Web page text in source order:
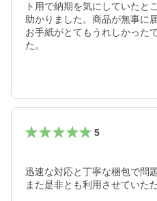
ト用で納期を気にしていたと
助かりました。商品が無事に
お手紙がとてもうれしかった
た。
5
迅速な対応と丁寧な梱包で問
また是非とも利用させていた